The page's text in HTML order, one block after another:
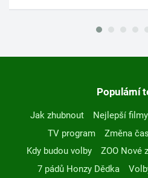
Populární
Jak zhubnout Nejlepší
TV program
Změna
Kdy budou volby
ZOO Nové
7 pádů Honzy Dědka